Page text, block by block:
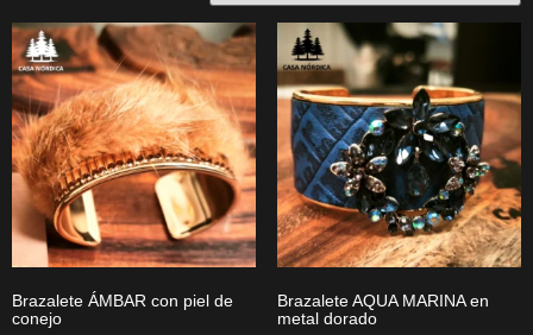
Brazalete ÁMBAR con piel de
conejo
Brazalete AQUA MARINA en
metal dorado